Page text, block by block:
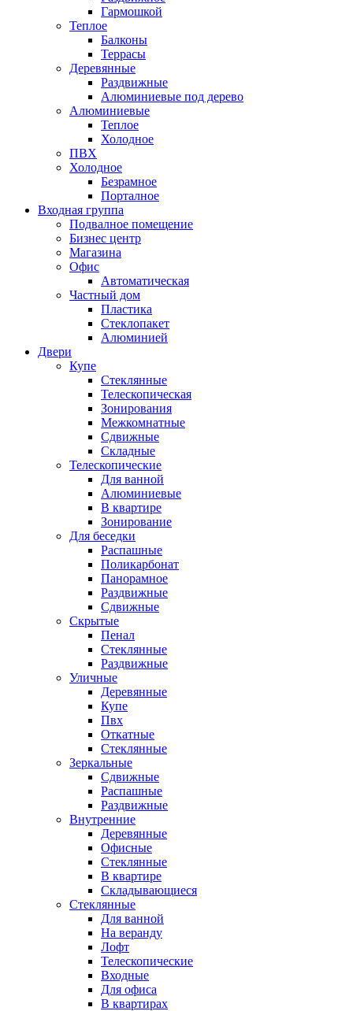
Гармошкой
Теплое
Балконы
Террасы
Деревянные
Раздвижные
Алюминиевые под дерево
Алюминиевые
Теплое
Холодное
ПВХ
Холодное
Безрамное
Порталное
Входная группа
Подвалное помещение
Бизнес центр
Магазина
Офис
Автоматическая
Частный дом
Пластика
Стеклопакет
Алюминией
Двери
Купе
Стеклянные
Телескопическая
Зонирования
Межкомнатные
Сдвижные
Складные
Телескопические
Для ванной
Алюминиевые
В квартире
Зонирование
Для беседки
Распашные
Поликарбонат
Панорамное
Раздвижные
Сдвижные
Скрытые
Пенал
Стеклянные
Раздвижные
Уличные
Деревянные
Купе
Пвх
Откатные
Стеклянные
Зеркальные
Сдвижные
Распашные
Раздвижные
Внутренние
Деревянные
Офисные
Стеклянные
В квартире
Складывающиеся
Стеклянные
Для ванной
На веранду
Лофт
Телескопические
Входные
Для офиса
В квартирах